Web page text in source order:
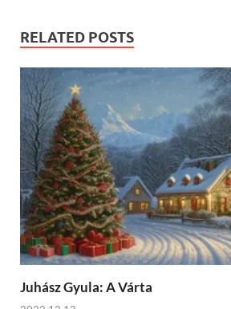
RELATED POSTS
Juhász Gyula: A Várta